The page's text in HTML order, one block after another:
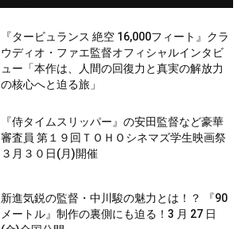
『タービュランス 絶空 16,000フィート』クラ
ウディオ・ファエ監督オフィシャルインタビ
ュー「本作は、人間の回復力と真実の解放力
の核心へと迫る旅」
『侍タイムスリッパー』の安田監督など豪華
審査員 第１９回ＴＯＨＯシネマズ学生映画祭
３月３０日(月)開催
新進気鋭の監督・中川駿の魅力とは！？ 『90
メートル』制作の裏側にも迫る！3 月 27 日